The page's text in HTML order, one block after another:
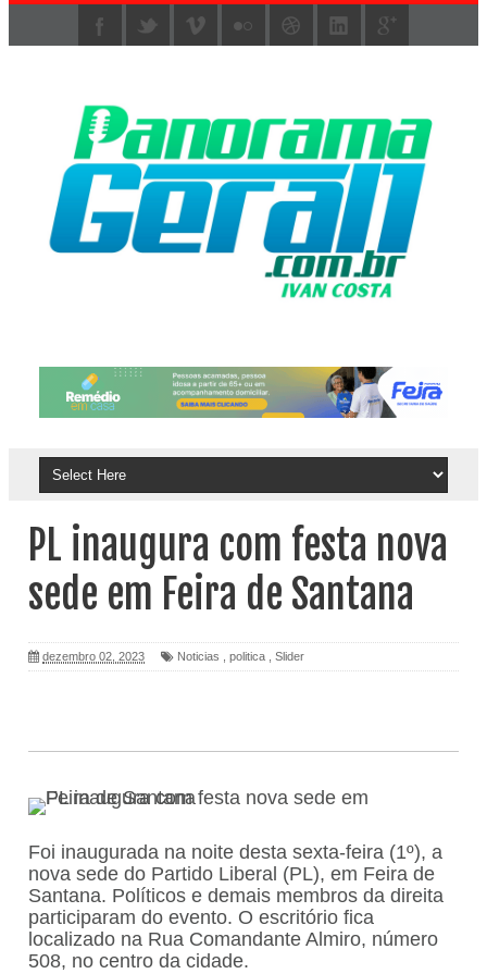
PL inaugura com festa nova
sede em Feira de Santana
dezembro 02, 2023 Noticias politica Slider
Foi inaugurada na noite desta sexta-feira (1º), a
nova sede do Partido Liberal (PL), em Feira de
Santana. Políticos e demais membros da direita
participaram do evento. O escritório fica
localizado na Rua Comandante Almiro, número
508, no centro da cidade.